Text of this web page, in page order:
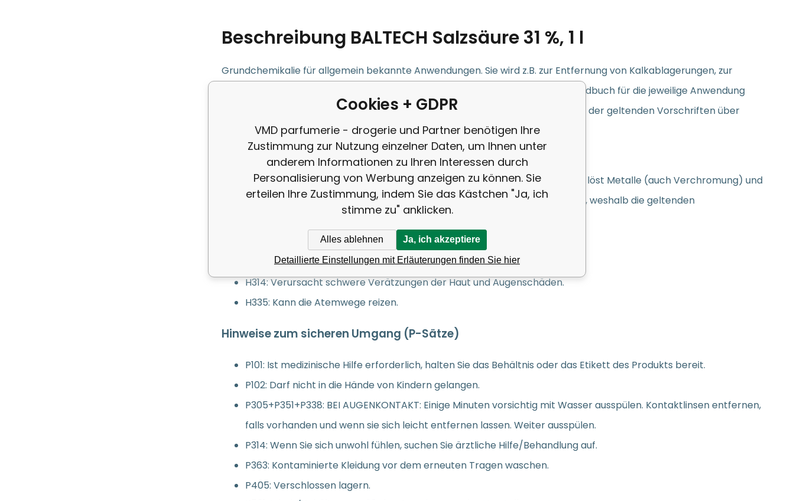
Beschreibung BALTECH Salzsäure 31 %, 1 l
Grundchemikalie für allgemein bekannte Anwendungen. Sie wird z.B. zur Entfernung von Kalkablagerungen, zur
Reinigung von Rohren und Abflüssen verwendet. Bei der Anwendung die im Handbuch für die jeweilige Anwendung
vorgeschriebenen Arbeitsabläufe einhalten. Sie ist ein ätzendes Mittel im Sinne der geltenden Vorschriften über
Gifte und andere gesundheitsschädliche Stoffe.
Gebrauchsanweisung:
Sie wird zur Reinigung, Ätzen und für andere technische Zwecke verwendet. Sie löst Metalle (auch Verchromung) und
Kalkablagerungen. Bei der Anwendung wird reizendes Salzsäuregas freigesetzt, weshalb die geltenden
Sicherheitswarnung des Produkts (H-Sätze)
H314: Verursacht schwere Verätzungen der Haut und Augenschäden.
H335: Kann die Atemwege reizen.
Hinweise zum sicheren Umgang (P-Sätze)
P101: Ist medizinische Hilfe erforderlich, halten Sie das Behältnis oder das Etikett des Produkts bereit.
P102: Darf nicht in die Hände von Kindern gelangen.
P305+P351+P338: BEI AUGENKONTAKT: Einige Minuten vorsichtig mit Wasser ausspülen. Kontaktlinsen entfernen,
falls vorhanden und wenn sie sich leicht entfernen lassen. Weiter ausspülen.
P314: Wenn Sie sich unwohl fühlen, suchen Sie ärztliche Hilfe/Behandlung auf.
P363: Kontaminierte Kleidung vor dem erneuten Tragen waschen.
P405: Verschlossen lagern.
Cookies + GDPR
VMD parfumerie - drogerie und Partner benötigen Ihre
Zustimmung zur Nutzung einzelner Daten, um Ihnen unter
anderem Informationen zu Ihren Interessen durch
Personalisierung von Werbung anzeigen zu können. Sie
erteilen Ihre Zustimmung, indem Sie das Kästchen "Ja, ich
stimme zu" anklicken.
Alles ablehnen Ja, ich akzeptiere
Detaillierte Einstellungen mit Erläuterungen finden Sie hier